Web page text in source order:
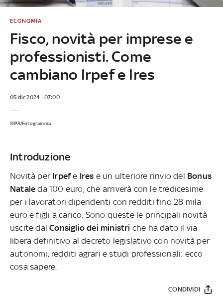
Fisco, novità per imprese e
professionisti. Come
cambiano Irpef e Ires
ECONOMIA
05 dic 2024 - 07:00
©IPA/Fotogramma
Introduzione
Novità per Irpefe Ires e un ulteriore rinvio del Bonus
Natale da 100 euro, che arriverà con le tredicesime
per i lavoratori dipendenti con redditi fino 28 mila
euro e figli a carico. Sono queste le principali novità
uscite dalConsiglio dei ministri che ha dato il via
libera definitivo al decreto legislativo con novità per
autonomi, redditi agrari e studi professionali: ecco
cosa sapere.
CONDIVIDI